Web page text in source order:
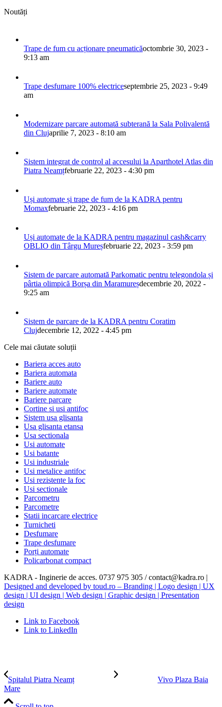
Noutăți
Trape de fum cu acționare pneumaticăoctombrie 30, 2023 -
9:13 am
Trape desfumare 100% electriceseptembrie 25, 2023 - 9:49
am
Modernizare parcare automată subterană la Sala Polivalentă
din Clujaprilie 7, 2023 - 8:10 am
Sistem integrat de control al accesului la Aparthotel Atlas din
Piatra Neamțfebruarie 22, 2023 - 4:30 pm
Uși automate și trape de fum de la KADRA pentru
Momaxfebruarie 22, 2023 - 4:16 pm
Uși automate de la KADRA pentru magazinul cash&carry
OBLIO din Târgu Mureșfebruarie 22, 2023 - 3:59 pm
Sistem de parcare automată Parkomatic pentru telegondola și
pârtia olimpică Borșa din Maramureșdecembrie 20, 2022 -
9:25 am
Sistem de parcare de la KADRA pentru Coratim
Clujdecembrie 12, 2022 - 4:45 pm
Cele mai căutate soluții
Bariera acces auto
Bariera automata
Bariere auto
Bariere automate
Bariere parcare
Cortine si usi antifoc
Sistem usa glisanta
Usa glisanta etansa
Usa sectionala
Usi automate
Usi batante
Usi industriale
Usi metalice antifoc
Usi rezistente la foc
Usi sectionale
Parcometru
Parcometre
Statii incarcare electrice
Turnicheti
Desfumare
Trape desfumare
Porți automate
Policarbonat compact
KADRA - Inginerie de acces. 0737 975 305 / contact@kadra.ro |
Designed and developed by toud.ro – Branding | Logo design | UX
design | UI design | Web design | Graphic design | Presentation
design
Link to Facebook
Link to LinkedIn
Spitalul Piatra Neamț
Vivo Plaza Baia
Mare